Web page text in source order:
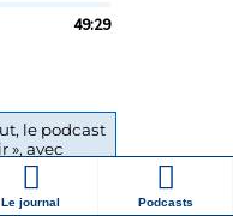
Le journal Podcasts